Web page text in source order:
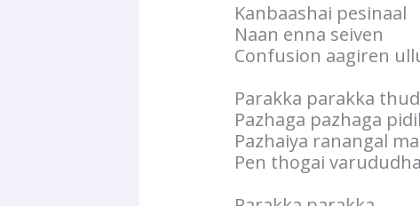
Kanbaashai pesinaal
Naan enna seiven
Confusion aagiren
Parakka parakka
Pazhaga pazhaga
Pazhaiya ranangal
Pen thogai